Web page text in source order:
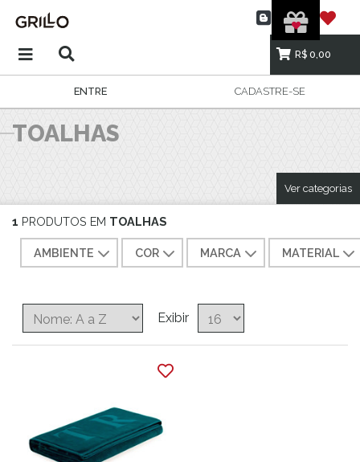
R$ 0,00
ENTRE CADASTRE-SE
TOALHAS
Ver categorias
1 PRODUTOS EM TOALHAS
AMBIENTE COR MARCA MATERIAL
Exibir